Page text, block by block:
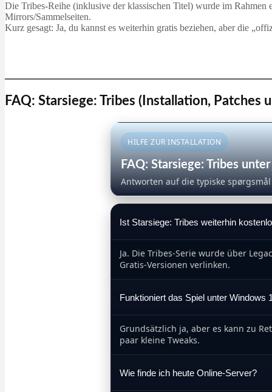
Die Tribes‑Reihe (inklusive der klassischen Titel) wurde im
Mirrors/Sammelseiten.
Kurz gesagt: Ja, du kannst es weiterhin gratis beziehen, aber die
FAQ: Starsiege: Tribes (Installation, Patches
HILFE ZUR INSTALLATION
FAQ: Starsiege: Tribes
Antworten auf die typiske
Ist Starsiege: Tribes weiterhin
Ja. Die Tribes‑Serie wurde über
Gratis‑Versionen verlinken.
Funktioniert das Spiel unter Windows
Grundsätzlich ja, aber es kann zu
paar kleine Tweaks.
Wie finde ich heute Online-Server?